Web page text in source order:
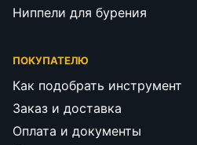
Ниппели для бурения
ПОКУПАТЕЛЮ
Как подобрать инструмент
Заказ и доставка
Оплата и документы